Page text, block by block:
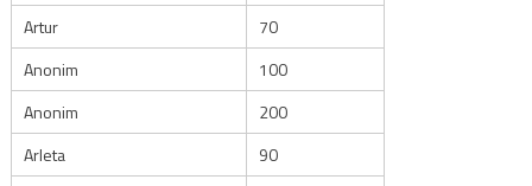
Artur
70
Anonim
100
Anonim
200
Arleta
90